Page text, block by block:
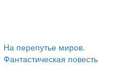
На перепутье миров.
Фантастическая повесть